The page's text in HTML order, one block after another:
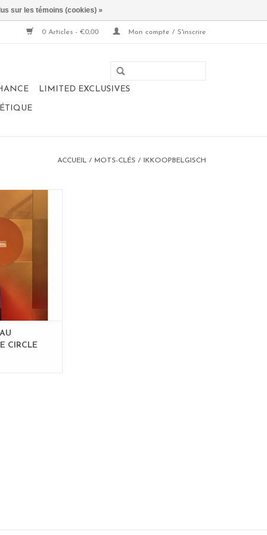
0 Articles - €0,00 Mon compte / S'inscrire
LIMITED EXCLUSIVES
ACCUEIL / MOTS-CLÉS / IKKOOPBELGISCH
60 cm
steel
in Belgium
Rose
PANIER
CIRCLE
Copy -
sur les témoins (cookies) »